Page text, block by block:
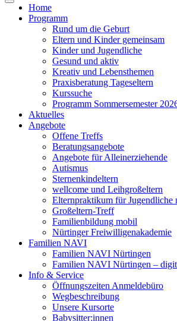
Toggle
navigation
Home
Programm
Rund um die Geburt
Eltern und Kinder gemeinsam
Kinder und Jugendliche
Gesund und aktiv
Kreativ und Lebensthemen
Praxisberatung Tageseltern
Kurssuche
Programm Sommersemester
Aktuelles
Angebote
Offene Treffs
Beratungsangebote
Angebote für Alleinerziehende
Autismus
Sternenkindeltern
wellcome und Leihgroßeltern
Elternpraktikum für Jugendliche
Großeltern-Treff
Familienbildung mobil
Nürtinger Freiwilligenakademie
Familien NAVI
Familien NAVI Nürtingen
Familien NAVI Nürtingen –
Info & Service
Öffnungszeiten Anmeldebüro
Wegbeschreibung
Unsere Kursorte
Babysitter:innen